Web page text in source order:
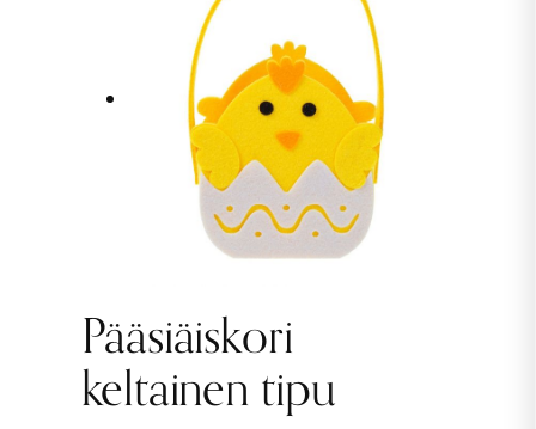
Pääsiäiskori
keltainen tipu